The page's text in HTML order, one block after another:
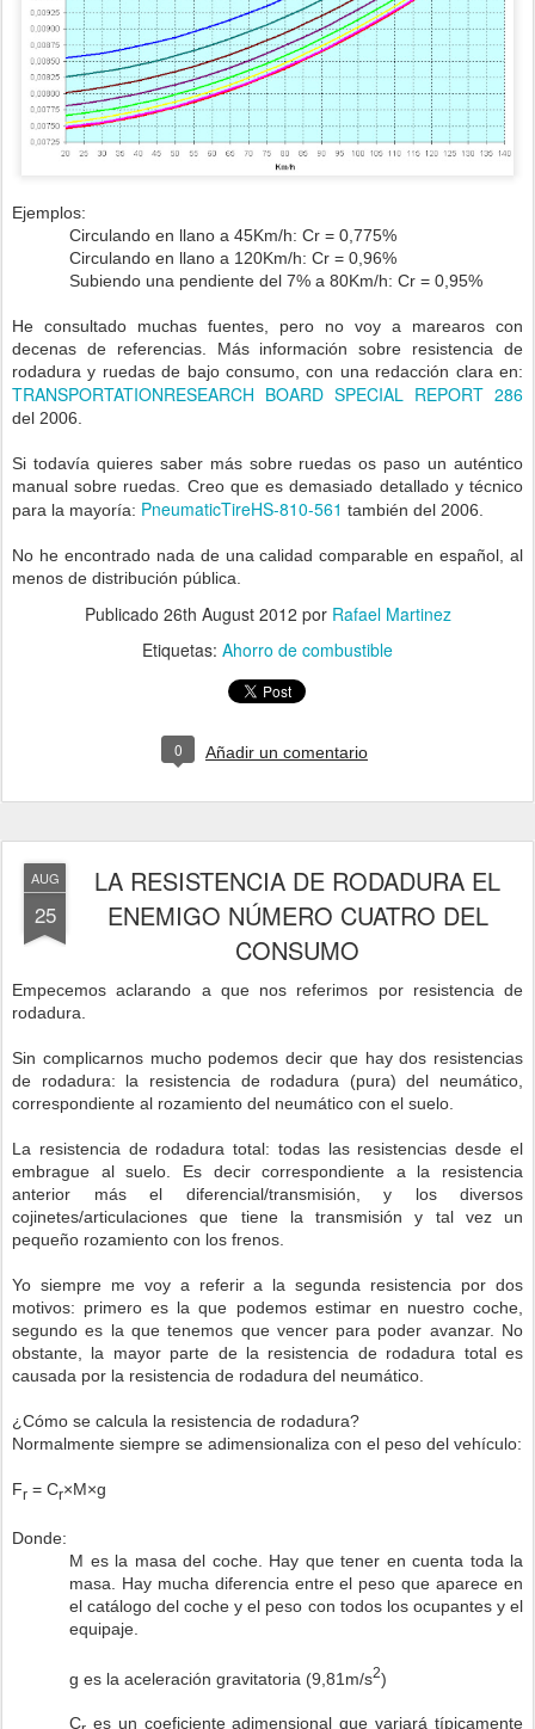
Ejemplos:
Circulando en llano a 45Km/h: Cr = 0,775%
Circulando en llano a 120Km/h: Cr = 0,96%
Subiendo una pendiente del 7% a 80Km/h: Cr = 0,95%
He consultado muchas fuentes, pero no voy a marearos con
decenas de referencias. Más información sobre resistencia de
rodadura y ruedas de bajo consumo, con una redacción clara en:
TRANSPORTATIONRESEARCH BOARD SPECIAL REPORT 286
del 2006.
Si todavía quieres saber más sobre ruedas os paso un auténtico
manual sobre ruedas. Creo que es demasiado detallado y técnico
para la mayoría: PneumaticTireHS-810-561 también del 2006.
No he encontrado nada de una calidad comparable en español, al
menos de distribución pública.
Publicado 26th August 2012 por Rafael Martinez
Etiquetas: Ahorro de combustible
0 Añadir un comentario
AUG
25
LA RESISTENCIA DE RODADURA EL
ENEMIGO NÚMERO CUATRO DEL
CONSUMO
Empecemos aclarando a que nos referimos por resistencia de
rodadura.
Sin complicarnos mucho podemos decir que hay dos resistencias
de rodadura: la resistencia de rodadura (pura) del neumático,
correspondiente al rozamiento del neumático con el suelo.
La resistencia de rodadura total: todas las resistencias desde el
embrague al suelo. Es decir correspondiente a la resistencia
anterior más el diferencial/transmisión, y los diversos
cojinetes/articulaciones que tiene la transmisión y tal vez un
pequeño rozamiento con los frenos.
Yo siempre me voy a referir a la segunda resistencia por dos
motivos: primero es la que podemos estimar en nuestro coche,
segundo es la que tenemos que vencer para poder avanzar. No
obstante, la mayor parte de la resistencia de rodadura total es
causada por la resistencia de rodadura del neumático.
¿Cómo se calcula la resistencia de rodadura?
Normalmente siempre se adimensionaliza con el peso del vehículo:
Fr = Cr×M×g
Donde:
M es la masa del coche. Hay que tener en cuenta toda la
masa. Hay mucha diferencia entre el peso que aparece en
el catálogo del coche y el peso con todos los ocupantes y el
equipaje.
g es la aceleración gravitatoria (9,81m/s2)
C es un coeficiente adimensional que variará típicamente